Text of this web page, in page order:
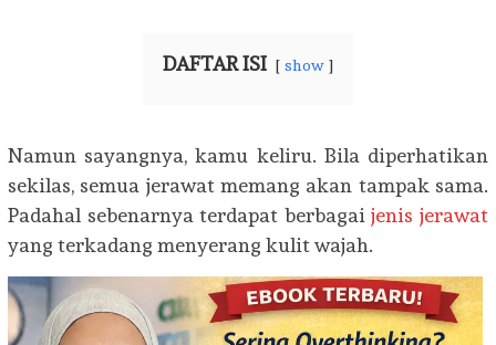
DAFTAR ISI show
Namun sayangnya, kamu keliru. Bila diperhatikan
sekilas, semua jerawat memang akan tampak sama.
Padahal sebenarnya terdapat berbagaijenis jerawat
yang terkadang menyerang kulit wajah.